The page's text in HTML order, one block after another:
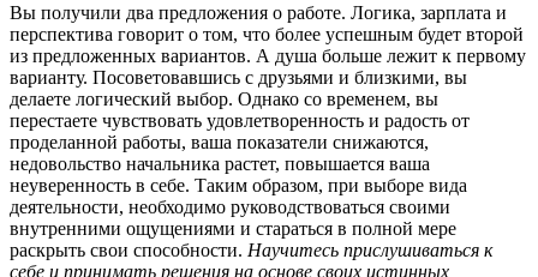
Вы получили два предложения о работе. Логика, зарплата и
перспектива говорит о том, что более успешным будет второй
из предложенных вариантов. А душа больше лежит к первому
варианту. Посоветовавшись с друзьями и близкими, вы
делаете логический выбор. Однако со временем, вы
перестаете чувствовать удовлетворенность и радость от
проделанной работы, ваша показатели снижаются,
недовольство начальника растет, повышается ваша
неуверенность в себе. Таким образом, при выборе вида
деятельности, необходимо руководствоваться своими
внутренними ощущениями и стараться в полной мере
раскрыть свои способности. Научитесь прислушиваться к
себе и принимать решения на основе своих истинных